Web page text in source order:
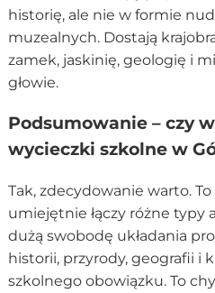
historię, ale nie w formie
muzealnych. Dostają
zamek, jaskinię, geologię i
głowie.
Podsumowanie – czy
wycieczki szkolne w
Tak, zdecydowanie warto.
umiejętnie łączy różne typy
dużą swobodę układania
historii, przyrody, geografii i
szkolnego obowiązku. To